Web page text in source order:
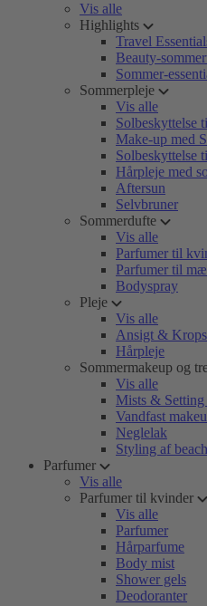
Vis alle
Highlights
Travel
Beauty-
Sommer-
Sommerpleje
Vis alle
Solbeskyttelse
Make-up med
Solbeskyttelse
Hårpleje med
Aftersun
Selvbruner
Sommerdufte
Vis alle
Parfumer til
Parfumer til
Bodyspray
Pleje
Vis alle
Ansigt &
Hårpleje
Sommermakeup og
Vis alle
Mists & Setting
Vandfast
Neglelak
Styling af
Parfumer
Vis alle
Parfumer til kvinder
Vis alle
Parfumer
Hårparfume
Body mist
Shower gels
Deodoranter